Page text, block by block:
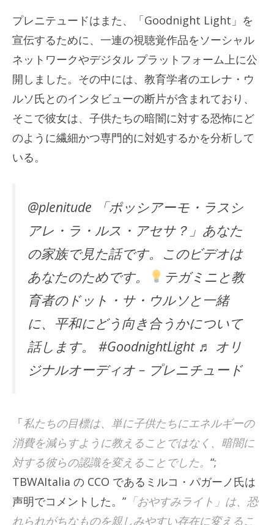
プレニテュードはまた、「Goodnight Light」を
宣伝するために、一連の視聴覚作品をソーシャル
ネットワークやデジタル プラットフォーム上に公
開しました。その中には、教育学者のエレナ・ウ
ルソ氏とのインタビューの断片が含まれており、
そこで彼女は、子供たちの暗闇に対する恐怖にど
のように繊細かつ専門的に対処するかを分析して
いる。
@plenitude 「ポッシアーモ・ラスシ
アレ・ラ・ルス・アセサ？」あなた
の家族で見た話です。このビデオは
あなたのためです。
テガミニと教
育者のドット・サ・ウルソと一緒
に、平和にどう向き合うかについて
話します。 #GoodnightLight ♬ オリ
ジナルオーディオ – プレニチュード
「私たちの目標は、単に子供たちにエネルギーの
消費を減らすように教えることではなく、暗闇に
対する彼らの認識を変えることでした。 “;
TBWAItalia の CCO であるミルコ・パガーノ氏は
声明でコメントした。” 「おやすみライト」は、恐
れられがちなものを親しみやすい存在に変えるこ